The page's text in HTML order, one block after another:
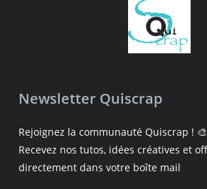
Newsletter Quiscrap
Rejoignez la communauté Quiscrap ! 🎨
Recevez nos tutos, idées créatives et
directement dans votre boîte mail